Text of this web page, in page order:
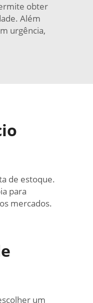
obter
Além
urgência,
de estoque.
para
mercados.
um